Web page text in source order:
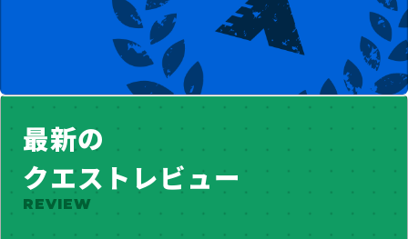
最新の
クエストレビュー
REVIEW